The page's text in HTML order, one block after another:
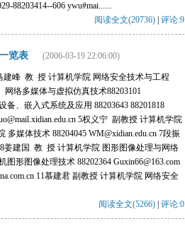
88203414--606 ywu#mai......
阅读全文(20736) 评论:9
览表 (2006-03-19 22:06:00)
教 授 计算机学院 网络安全技术与工程
络多媒体与虚拟仿真技术88203101
、嵌入式系统及应用 88203643 88201818
5权义宁 副教授 计算机学院
媒体技术 88204045 WM@xidian.edu.cn 7段振
8姜建国 教 授 计算机学院 图形图像处理与网络
形图像处理技术 88202364 Guxin66@163.com
11慕建君 副教授 计算机学院 网络安全
阅读全文(5266) 评论:0